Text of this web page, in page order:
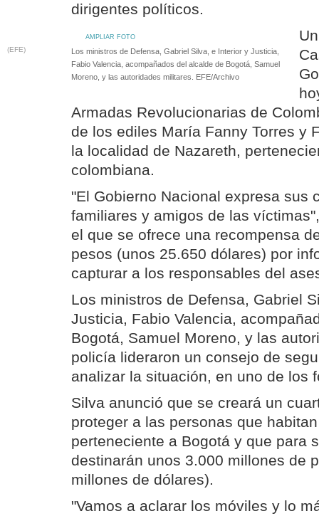
dirigentes políticos.
AMPLIAR FOTO
(EFE)
Los ministros de Defensa, Gabriel Silva, e Interior y Justicia,
Fabio Valencia, acompañados del alcalde de Bogotá, Samuel
Moreno, y las autoridades militares. EFE/Archivo
Armadas Revolucionarias de
de los ediles María Fanny Torres y
la localidad de Nazareth,
colombiana.
"El Gobierno Nacional expresa sus
familiares y amigos de las
el que se ofrece una recompensa
pesos (unos 25.650 dólares) por
capturar a los responsables del
Los ministros de Defensa, Gabriel
Justicia, Fabio Valencia,
Bogotá, Samuel Moreno, y las
policía lideraron un consejo de
analizar la situación, en uno de los
Silva anunció que se creará un
proteger a las personas que
perteneciente a Bogotá y que para
destinarán unos 3.000 millones de
millones de dólares).
"Vamos a aclarar los móviles y lo